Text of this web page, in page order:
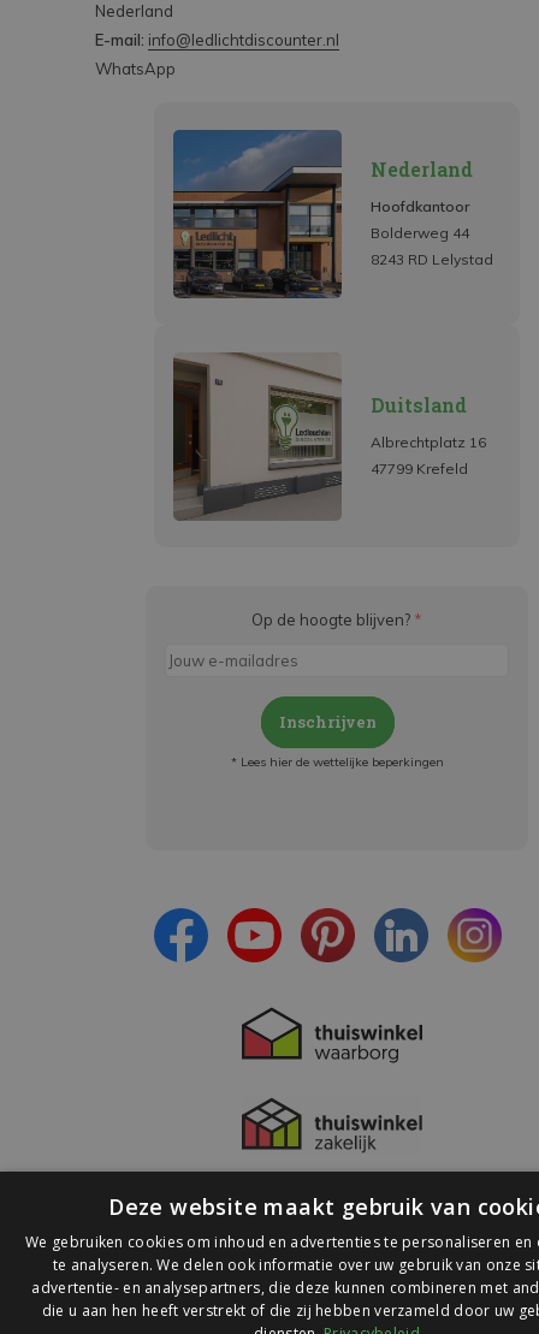
Nederland
E-mail: info@ledlichtdiscounter.nl
WhatsApp
Nederland
Hoofdkantoor
Bolderweg 44
8243 RD Lelystad
Duitsland
Albrechtplatz 16
47799 Krefeld
Op de hoogte blijven? *
Inschrijven
* Lees hier de wettelijke beperkingen
© 2026 Ledlichtdiscounter.nl
Deze website maakt gebruik van
We gebruiken cookies om inhoud en advertenties te personaliseren en
te analyseren. We delen ook informatie over uw gebruik van onze
advertentie- en analysepartners, die deze kunnen combineren met
die u aan hen heeft verstrekt of die zij hebben verzameld door uw